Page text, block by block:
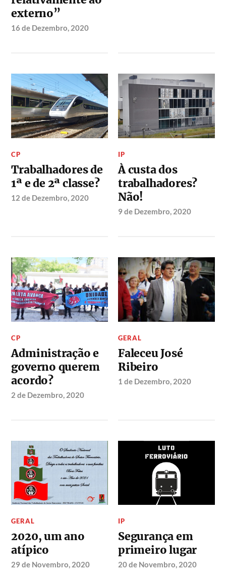
externo”
16 de Dezembro, 2020
CP
Trabalhadores de
1ª e de 2ª classe?
12 de Dezembro, 2020
IP
À custa dos
trabalhadores?
Não!
9 de Dezembro, 2020
CP
Administração e
governo querem
acordo?
2 de Dezembro, 2020
GERAL
Faleceu José
Ribeiro
1 de Dezembro, 2020
GERAL
2020, um ano
atípico
29 de Novembro, 2020
IP
Segurança em
primeiro lugar
20 de Novembro, 2020